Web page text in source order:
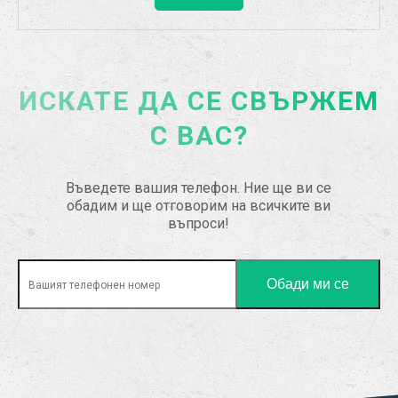
ИСКАТЕ ДА СЕ СВЪРЖЕМ
С ВАС?
Въведете вашия телефон. Ние ще ви се
обадим и ще отговорим на всичките ви
въпроси!